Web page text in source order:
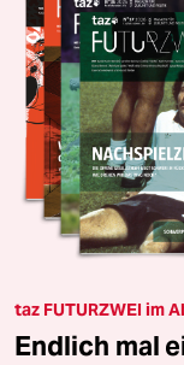
taz FUTURZWEI im
Endlich mal